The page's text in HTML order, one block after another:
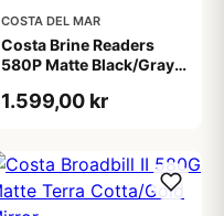
COSTA DEL MAR
Costa Brine Readers
580P Matte Black/Gray
1.599,00 kr